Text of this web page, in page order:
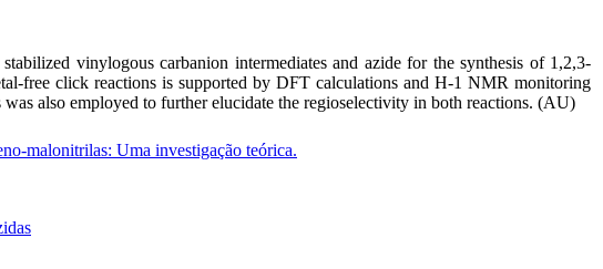
vinylogous carbanion intermediates and azide for the synthesis of 1,2,3-
free click reactions is supported by DFT calculations and H-1 NMR monitoring
also employed to further elucidate the regioselectivity in both reactions. (AU)
malonitrilas: Uma investigação teórica.